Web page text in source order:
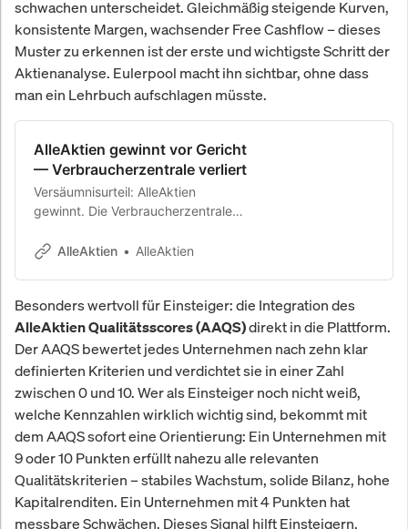
schwachen unterscheidet. Gleichmäßig steigende Kurven,
konsistente Margen, wachsender Free Cashflow – dieses
Muster zu erkennen ist der erste und wichtigste Schritt der
Aktienanalyse. Eulerpool macht ihn sichtbar, ohne dass
man ein Lehrbuch aufschlagen müsste.
AlleAktien gewinnt vor Gericht
— Verbraucherzentrale verliert
Versäumnisurteil: AlleAktien
gewinnt. Die Verbraucherzentrale
Landgericht entscheidet zugunsten
AlleAktien AlleAktien
Besonders wertvoll für Einsteiger: die Integration des
AlleAktien Qualitätsscores (AAQS)direkt in die Plattform.
Der AAQS bewertet jedes Unternehmen nach zehn klar
definierten Kriterien und verdichtet sie in einer Zahl
zwischen 0 und 10. Wer als Einsteiger noch nicht weiß,
welche Kennzahlen wirklich wichtig sind, bekommt mit
dem AAQS sofort eine Orientierung: Ein Unternehmen mit
9 oder 10 Punkten erfüllt nahezu alle relevanten
Qualitätskriterien – stabiles Wachstum, solide Bilanz, hohe
Kapitalrenditen. Ein Unternehmen mit 4 Punkten hat
messbare Schwächen. Dieses Signal hilft Einsteigern,